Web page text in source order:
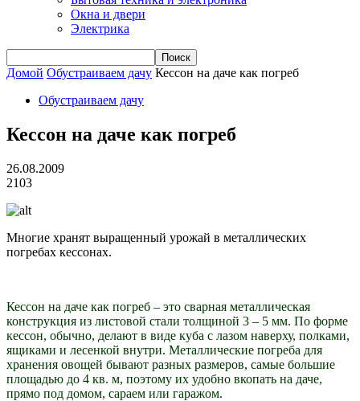
Окна и двери
Электрика
Домой Обустраиваем дачу Кессон на даче как погреб
Обустраиваем дачу
Кессон на даче как погреб
26.08.2009
2103
Многие хранят выращенный урожай в металлических
погребах кессонах.
Кессон на даче как погреб – это сварная металлическая
конструкция из листовой стали толщиной 3 – 5 мм. По форме
кессон, обычно, делают в виде куба с лазом наверху, полками,
ящиками и лесенкой внутри. Металлические погреба для
хранения овощей бывают разных размеров, самые большие
площадью до 4 кв. м, поэтому их удобно вкопать на даче,
прямо под домом, сараем или гаражом.